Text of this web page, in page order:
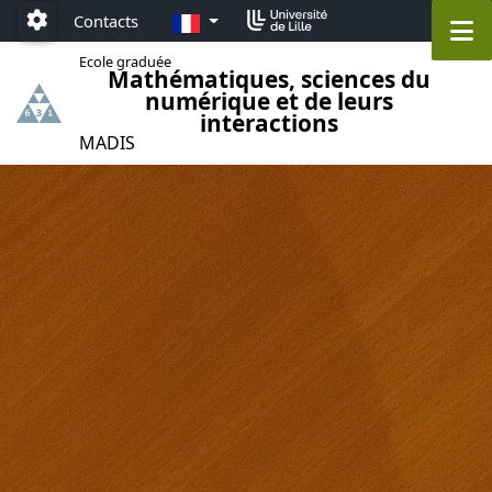
Accéder au menu principal
Accéder au contenu
Paramétrage
Contacts FR
Ecole graduée
Mathématiques, sciences du
numérique et de leurs
interactions
MADIS